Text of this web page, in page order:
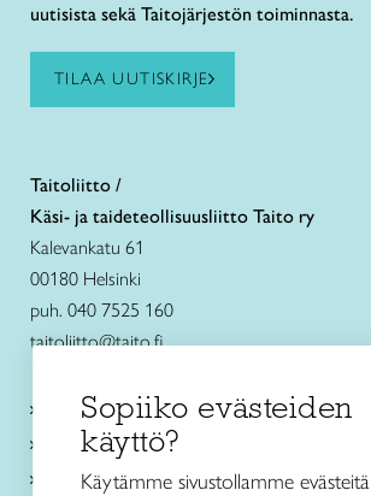
uutisista sekä Taitojärjestön toiminnasta.
TILAA UUTISKIRJE
Taitoliitto /
Käsi- ja taideteollisuusliitto Taito ry
Kalevankatu 61
00180 Helsinki
puh. 040 7525 160
taitoliitto@taito.fi
Käsityökurssit ja koulutus
Ajankohtaista
Käsityöohjeet
Sopiiko evästeiden
käyttö?
Käytämme sivustollamme evästeitä